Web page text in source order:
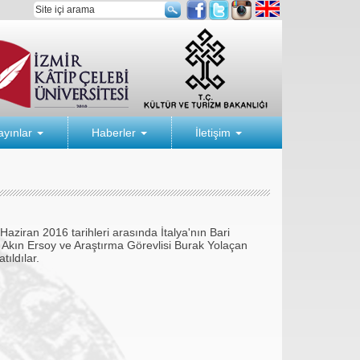
Haberler İletişim
2016 tarihleri arasında İtalya'nın Bari
Ersoy ve Araştırma Görevlisi Burak Yolaçan